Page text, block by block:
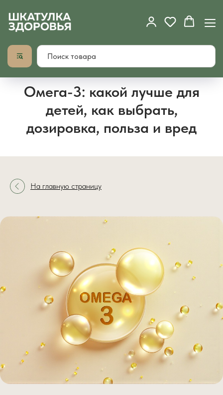
Омега-3: какой лучше для
детей, как выбрать,
дозировка, польза и вред
На главную страницу